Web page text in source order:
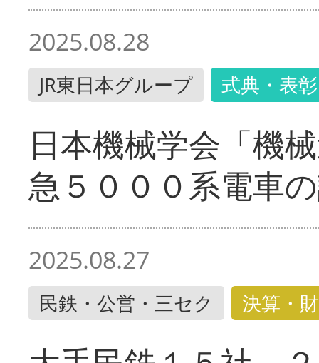
2025.08.28
JR東日本グループ 式典・表彰
日本機械学会「機
急５０００系電車
2025.08.27
民鉄・公営・三セク 決算・